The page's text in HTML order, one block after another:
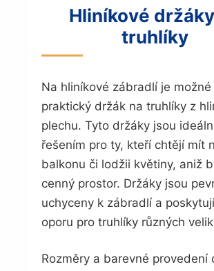
Hliníkové
truhlíky
Na hliníkové zábradlí je
praktický držák na truhlíky z
plechu. Tyto držáky jsou
řešením pro ty, kteří chtějí mít
balkonu či lodžii květiny, aniž
cenný prostor. Držáky jsou
uchyceny k zábradlí a
oporu pro truhlíky různých
Rozměry a barevné provedení